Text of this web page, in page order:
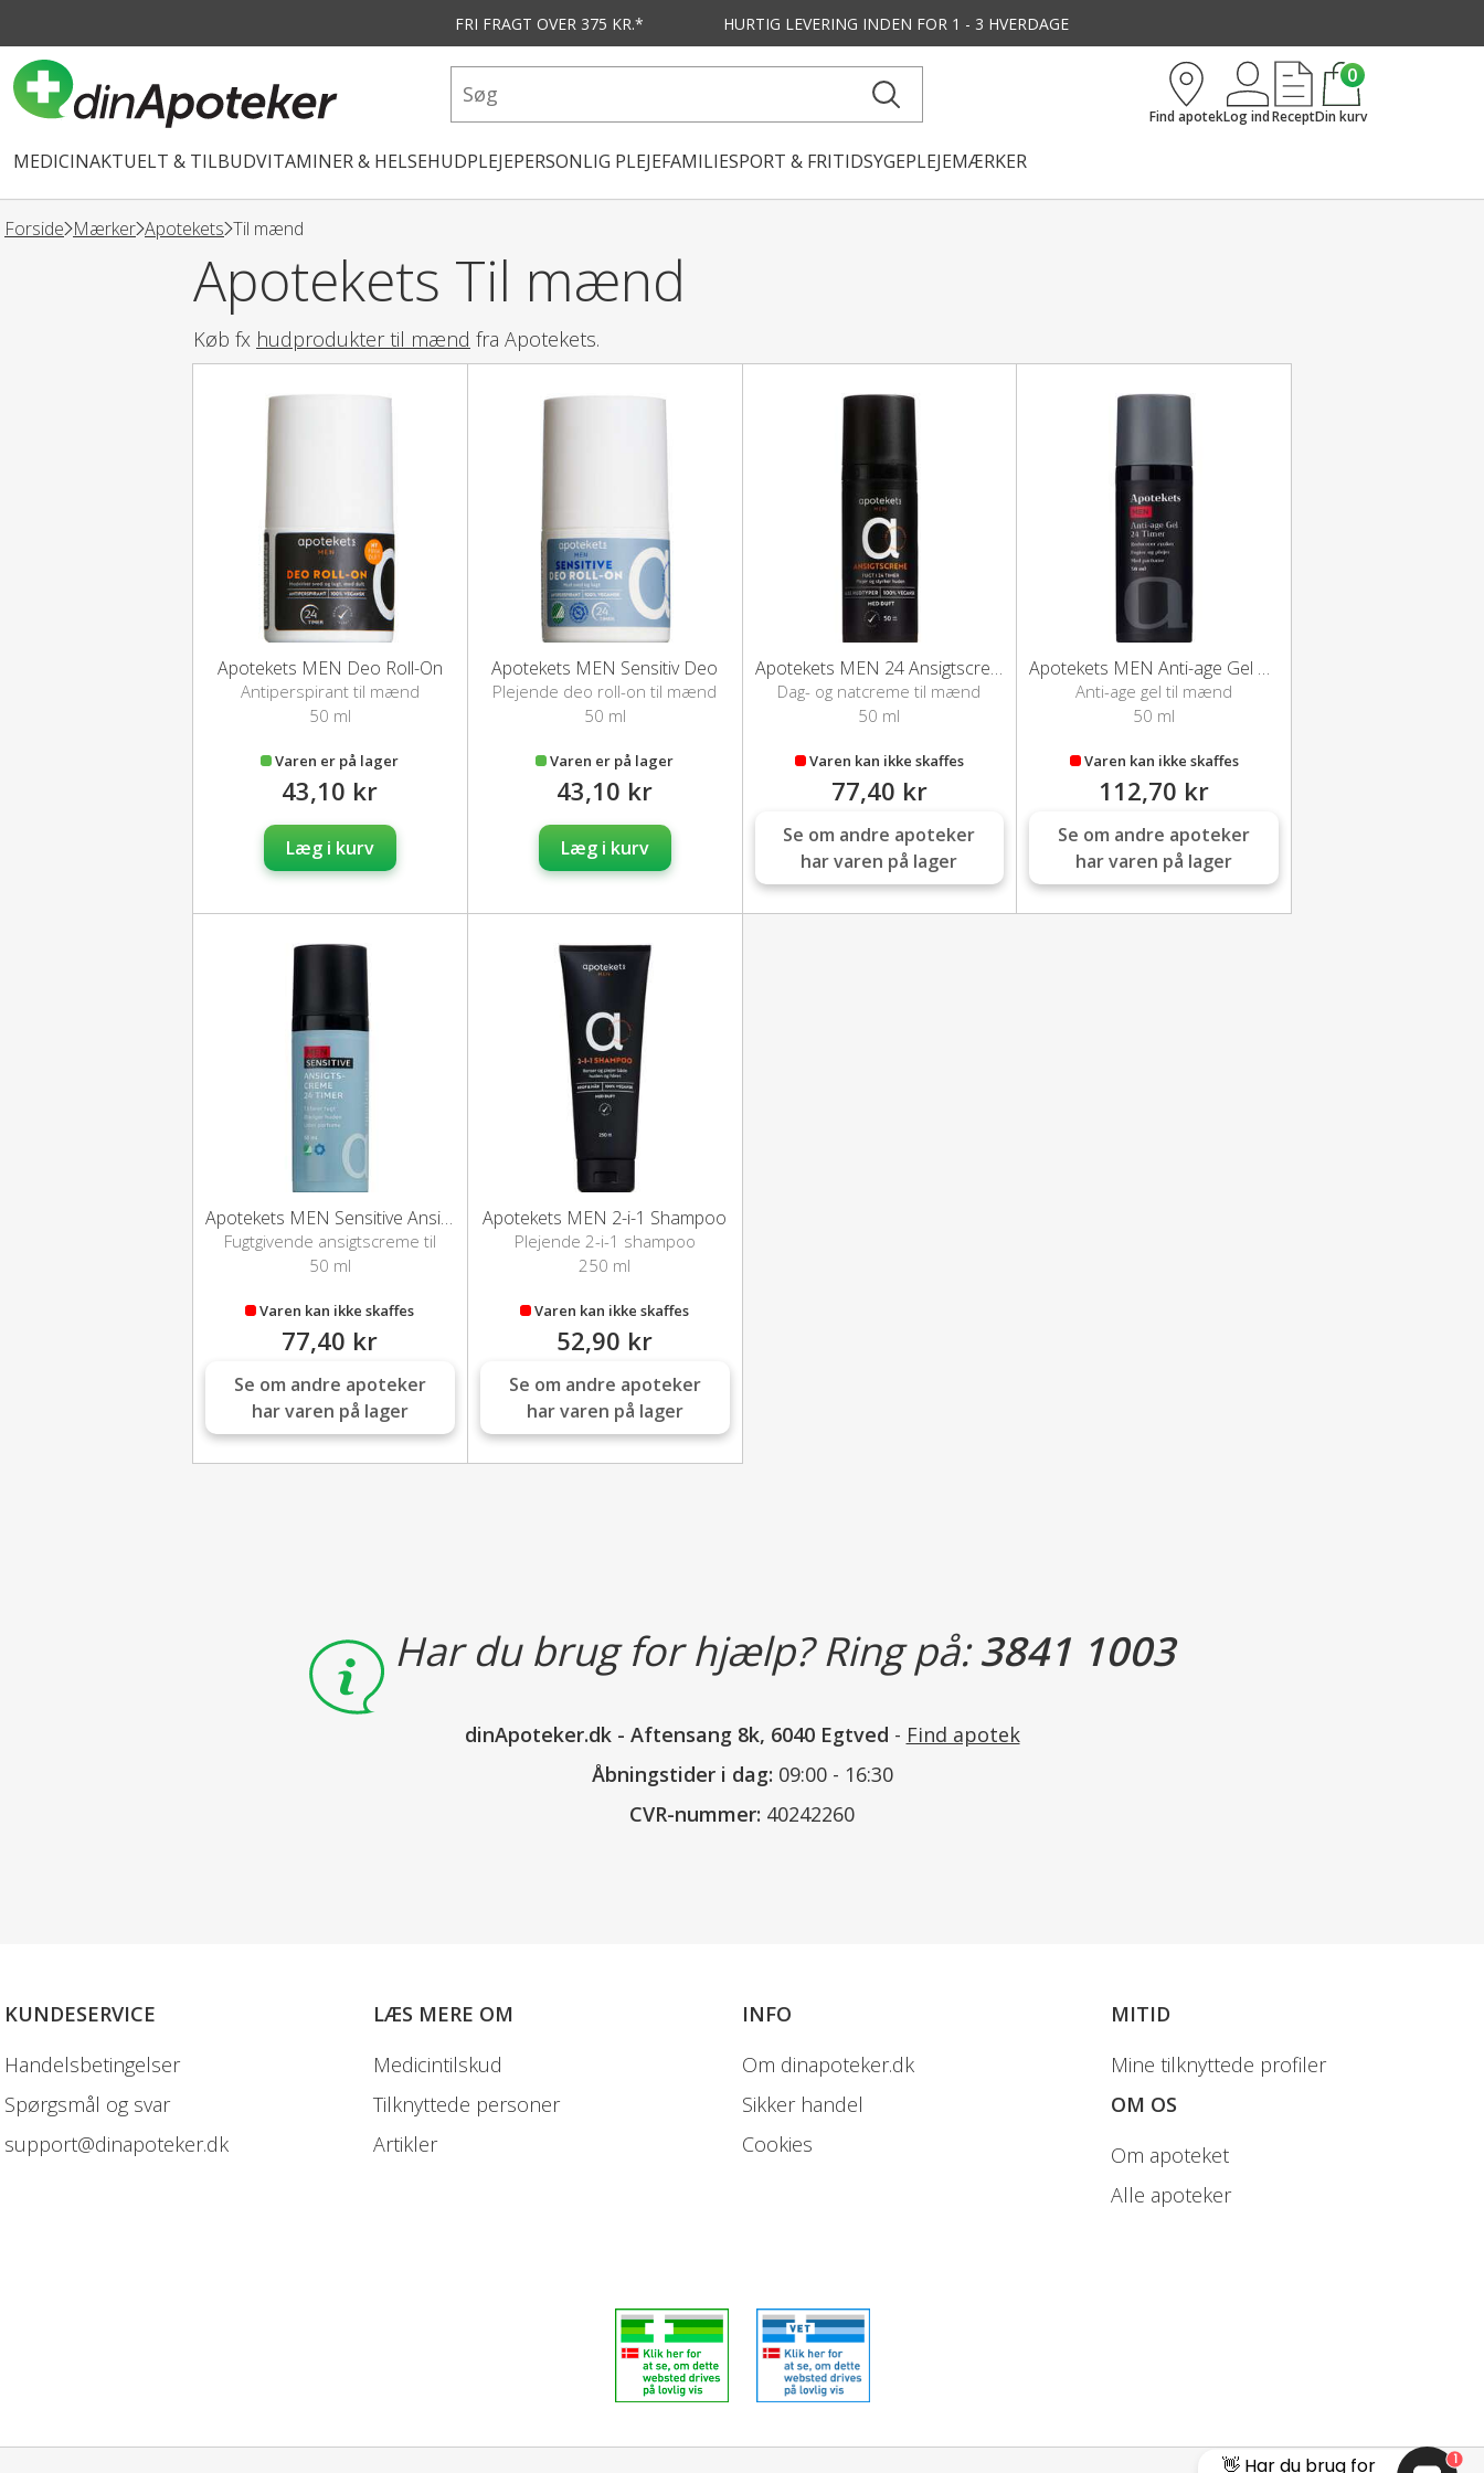
FRI FRAGT OVER 375 KR.* HURTIG LEVERING INDEN FOR 1 - 3 HVERDAGE
MEDICINAKTUELT & TILBUDVITAMINER & HELSEHUDPLEJEPERSONLIG PLEJEFAMILIESPORT & FRITIDSYGEPLEJEMÆRKER
Find apotekLog indRecept
0
Din kurv
Forside Mærker Apotekets Til mænd
Apotekets Til mænd
Køb fx hudprodukter til mænd fra Apotekets.
Apotekets MEN Deo Roll-On
Antiperspirant til mænd
50 ml
Varen er på lager
43,10 kr
Læg i kurv
Apotekets MEN Sensitiv Deo
Plejende deo roll-on til mænd
50 ml
Varen er på lager
43,10 kr
Læg i kurv
Apotekets MEN 24 Ansigtscreme
Dag- og natcreme til mænd
50 ml
Varen kan ikke skaffes
77,40 kr
Se om andre apoteker
har varen på lager
Apotekets MEN Anti-age Gel 24 timer
Anti-age gel til mænd
50 ml
Varen kan ikke skaffes
112,70 kr
Se om andre apoteker
har varen på lager
Apotekets MEN Sensitive Ansigtscreme
Fugtgivende ansigtscreme til
mænd
50 ml
Varen kan ikke skaffes
77,40 kr
Se om andre apoteker
har varen på lager
Apotekets MEN 2-i-1 Shampoo
Plejende 2-i-1 shampoo
250 ml
Varen kan ikke skaffes
52,90 kr
Se om andre apoteker
har varen på lager
Har du brug for hjælp? Ring på:3841 1003
dinApoteker.dk- Aftensang 8k, 6040 Egtved - Find apotek
Åbningstider i dag: 09:00 - 16:30
CVR-nummer: 40242260
KUNDESERVICE
Handelsbetingelser
Spørgsmål og svar
support@dinapoteker.dk
LÆS MERE OM
Medicintilskud
Tilknyttede personer
Artikler
INFO
Om dinapoteker.dk
Sikker handel
Cookies
MITID
Mine tilknyttede profiler
OM OS
Om apoteket
Alle apoteker
👋 Har du brug for 1